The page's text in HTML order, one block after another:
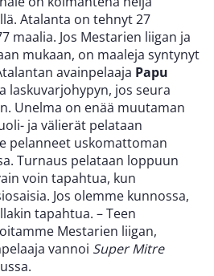
Atalanta on tehnyt 27
maalia. Jos Mestarien liigan ja
mukaan, on maaleja syntynyt
avainpelaaja Papu
laskuvarjohypyn, jos seura
Unelma on enää muutaman
ja välierät pelataan
pelanneet uskomattoman
Turnaus pelataan loppuun
voin tapahtua, kun
Jos olemme kunnossa,
tapahtua. – Teen
Mestarien liigan,
vannoi Super Mitre